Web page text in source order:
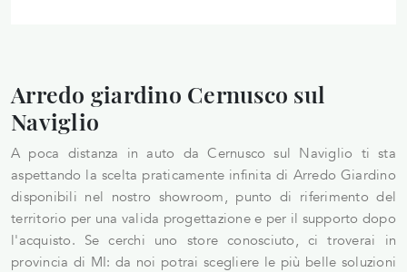
Arredo giardino Cernusco sul
Naviglio
A poca distanza in auto da Cernusco sul Naviglio ti sta
aspettando la scelta praticamente infinita di Arredo Giardino
disponibili nel nostro showroom, punto di riferimento del
territorio per una valida progettazione e per il supporto dopo
l'acquisto. Se cerchi uno store conosciuto, ci troverai in
provincia di MI: da noi potrai scegliere le più belle soluzioni